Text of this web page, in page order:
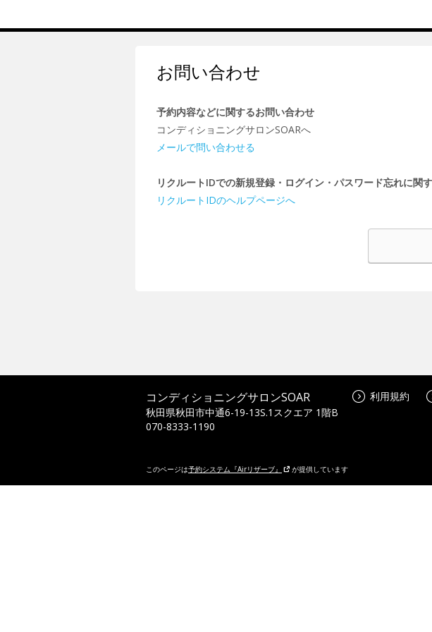
お問い合わせ
予約内容などに関するお問い合わせ
コンディショニングサロンSOARへ
メールで問い合わせる
リクルートIDでの新規登録・ログイン・パスワード忘れに関
リクルートIDのヘルプページへ
コンディショニングサロンSOAR
秋田県秋田市中通6-19-13S.1スクエア 1階B
070-8333-1190
利用規約
このページは予約システム『Airリザーブ』 が提供しています